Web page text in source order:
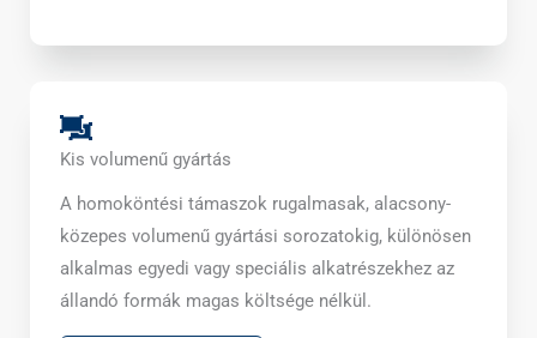
Kis volumenű gyártás
A homoköntési támaszok rugalmasak, alacsony-
közepes volumenű gyártási sorozatokig, különösen
alkalmas egyedi vagy speciális alkatrészekhez az
állandó formák magas költsége nélkül.